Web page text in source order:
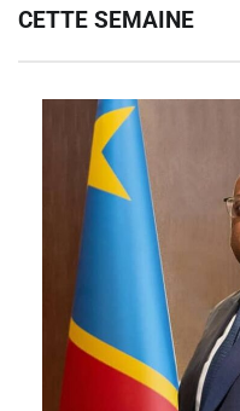
CETTE SEMAINE